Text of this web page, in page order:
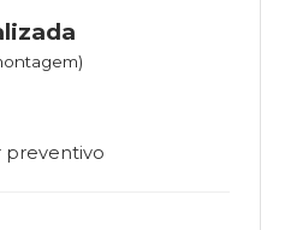
preventivo